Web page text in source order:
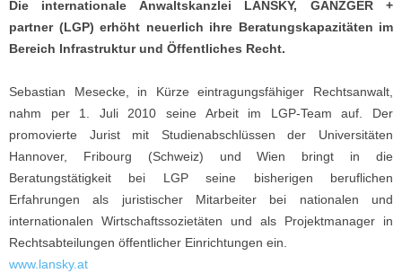
Die internationale Anwaltskanzlei LANSKY, GANZGER +
partner (LGP) erhöht neuerlich ihre Beratungskapazitäten im
Bereich Infrastruktur und Öffentliches Recht.
Sebastian Mesecke, in Kürze eintragungsfähiger Rechtsanwalt,
nahm per 1. Juli 2010 seine Arbeit im LGP-Team auf. Der
promovierte Jurist mit Studienabschlüssen der Universitäten
Hannover, Fribourg (Schweiz) und Wien bringt in die
Beratungstätigkeit bei LGP seine bisherigen beruflichen
Erfahrungen als juristischer Mitarbeiter bei nationalen und
internationalen Wirtschaftssozietäten und als Projektmanager in
Rechtsabteilungen öffentlicher Einrichtungen ein.
www.lansky.at